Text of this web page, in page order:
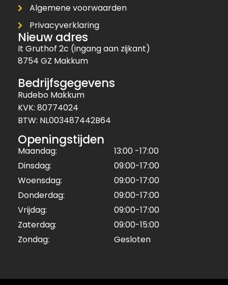
Algemene voorwaarden
Privacyverklaring
Nieuw adres
It Gruthof 2c (ingang aan zijkant)
8754 GZ Makkum
Bedrijfsgegevens
Rudebo Makkum
KVK: 80774024
BTW: NL003487442B64
Openingstijden
Maandag:
13:00 -17:00
Dinsdag:
09:00-17:00
Woensdag:
09:00-17:00
Donderdag:
09:00-17:00
Vrijdag:
09:00-17:00
Zaterdag:
09:00-15:00
Zondag:
Gesloten